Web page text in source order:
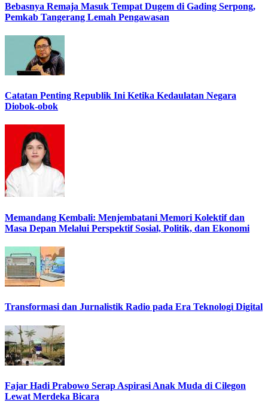
Bebasnya Remaja Masuk Tempat Dugem di Gading Serpong,
Pemkab Tangerang Lemah Pengawasan
Catatan Penting Republik Ini Ketika Kedaulatan Negara
Diobok-obok
Memandang Kembali: Menjembatani Memori Kolektif dan
Masa Depan Melalui Perspektif Sosial, Politik, dan Ekonomi
Transformasi dan Jurnalistik Radio pada Era Teknologi Digital
Fajar Hadi Prabowo Serap Aspirasi Anak Muda di Cilegon
Lewat Merdeka Bicara